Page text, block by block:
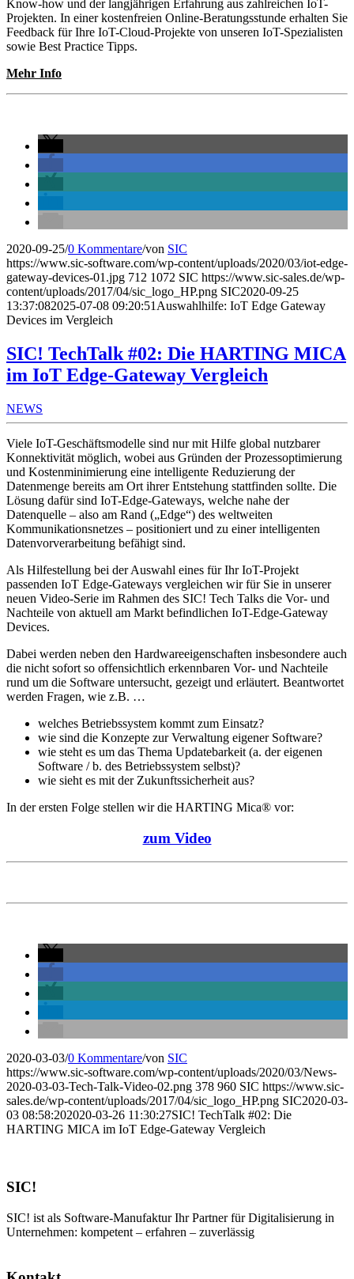
Know-how und der langjährigen Erfahrung aus zahlreichen IoT-
Projekten. In einer kostenfreien Online-Beratungsstunde erhalten Sie
Feedback für Ihre IoT-Cloud-Projekte von unseren IoT-Spezialisten
sowie Best Practice Tipps.
Mehr Info
2020-09-25/0 Kommentare/von SIC
https://www.sic-software.com/wp-content/uploads/2020/03/iot-edge-
gateway-devices-01.jpg 712 1072 SIC https://www.sic-sales.de/wp-
content/uploads/2017/04/sic_logo_HP.png SIC2020-09-25
13:37:082025-07-08 09:20:51 Auswahlhilfe: IoT Edge Gateway
Devices im Vergleich
SIC! TechTalk #02: Die HARTING MICA
im IoT Edge-Gateway Vergleich
NEWS
Viele IoT-Geschäftsmodelle sind nur mit Hilfe global nutzbarer
Konnektivität möglich, wobei aus Gründen der Prozessoptimierung
und Kostenminimierung eine intelligente Reduzierung der
Datenmenge bereits am Ort ihrer Entstehung stattfinden sollte. Die
Lösung dafür sind IoT-Edge-Gateways, welche nahe der
Datenquelle – also am Rand („Edge“) des weltweiten
Kommunikationsnetzes – positioniert und zu einer intelligenten
Datenvorverarbeitung befähigt sind.
Als Hilfestellung bei der Auswahl eines für Ihr IoT-Projekt
passenden IoT Edge-Gateways vergleichen wir für Sie in unserer
neuen Video-Serie im Rahmen des SIC! Tech Talks die Vor- und
Nachteile von aktuell am Markt befindlichen IoT-Edge-Gateway
Devices.
Dabei werden neben den Hardwareeigenschaften insbesondere auch
die nicht sofort so offensichtlich erkennbaren Vor- und Nachteile
rund um die Software untersucht, gezeigt und erläutert. Beantwortet
werden Fragen, wie z.B. …
welches Betriebssystem kommt zum Einsatz?
wie sind die Konzepte zur Verwaltung eigener Software?
wie steht es um das Thema Updatebarkeit (a. der eigenen
Software / b. des Betriebssystem selbst)?
wie sieht es mit der Zukunftssicherheit aus?
In der ersten Folge stellen wir die HARTING Mica® vor:
zum Video
2020-03-03/0 Kommentare/von SIC
https://www.sic-software.com/wp-content/uploads/2020/03/News-
2020-03-03-Tech-Talk-Video-02.png 378 960 SIC https://www.sic-
sales.de/wp-content/uploads/2017/04/sic_logo_HP.png SIC2020-03-
03 08:58:202020-03-26 11:30:27SIC! TechTalk #02: Die
HARTING MICA im IoT Edge-Gateway Vergleich
SIC!
SIC! ist als Software-Manufaktur Ihr Partner für Digitalisierung in
Unternehmen: kompetent – erfahren – zuverlässig